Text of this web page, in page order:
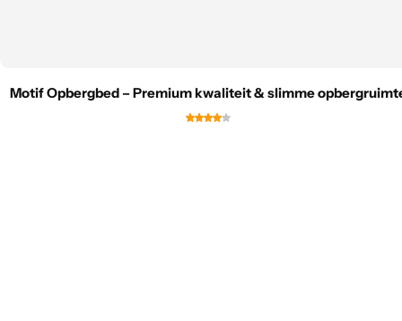
Motif Opbergbed – Premium kwaliteit & slimme